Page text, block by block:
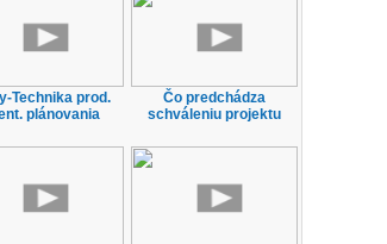
Technika prod.
plánovania
Čo predchádza
schváleniu projektu